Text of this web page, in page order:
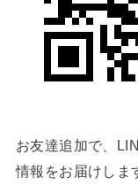
お友達追加で、
情報をお届けしま